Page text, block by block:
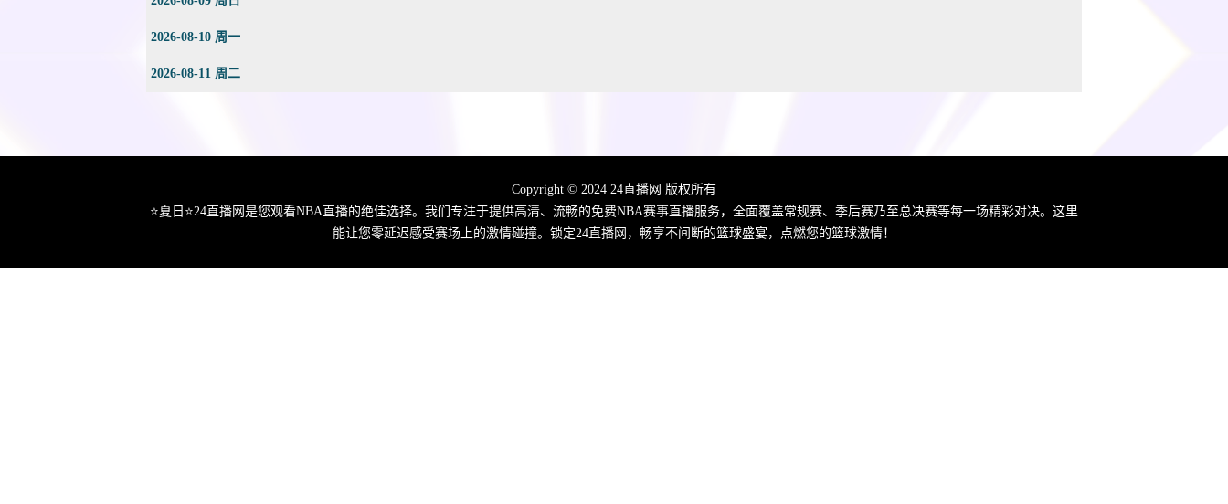
2026-08-10 周一
2026-08-11 周二
Copyright © 2024 24直播网 版权所有
⭐️夏日⭐24直播网是您观看NBA直播的绝佳选择。我们专注于提供高清、流畅的免费NBA赛事直播服务，全面覆盖常规赛、季后赛乃至总决赛等每一场精彩对决。这里
能让您零延迟感受赛场上的激情碰撞。锁定24直播网，畅享不间断的篮球盛宴，点燃您的篮球激情！